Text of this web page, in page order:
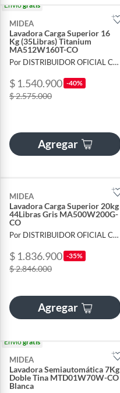
Envíogratis
MIDEA
Lavadora Carga Superior 16
Kg (35Libras) Titanium
MA512W160T-CO
Por DISTRIBUIDOR OFICIAL COLOMBIA
$ 1.540.900 -40%
$ 2.575.000
Agregar
MIDEA
Lavadora Carga Superior 20kg
44Libras Gris MA500W200G-
CO
Por DISTRIBUIDOR OFICIAL COLOMBIA
$ 1.836.900 -35%
$ 2.846.000
Agregar
Envíogratis
MIDEA
Lavadora Semiautomática 7Kg
Doble Tina MTD01W70W-CO
Blanca